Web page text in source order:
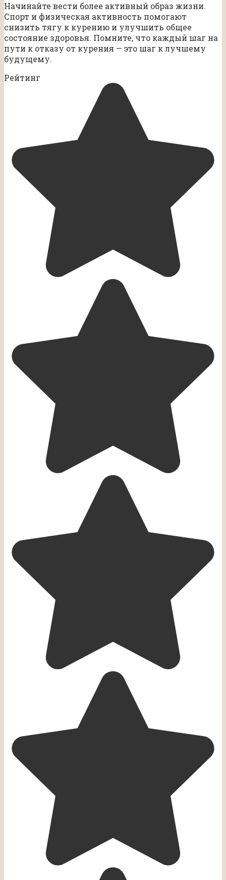
Начинайте вести более активный образ жизни.
Спорт и физическая активность помогают
снизить тягу к курению и улучшить общее
состояние здоровья. Помните, что каждый шаг на
пути к отказу от курения — это шаг к лучшему
будущему.
Рейтинг